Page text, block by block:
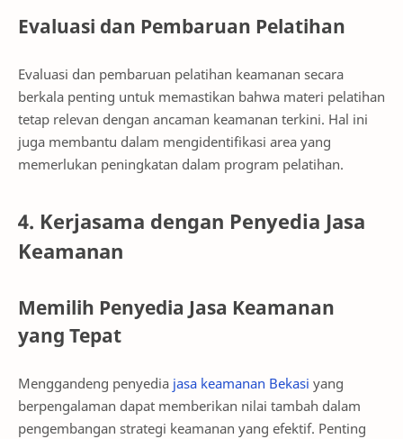
Evaluasi dan Pembaruan Pelatihan
Evaluasi dan pembaruan pelatihan keamanan secara
berkala penting untuk memastikan bahwa materi pelatihan
tetap relevan dengan ancaman keamanan terkini. Hal ini
juga membantu dalam mengidentifikasi area yang
memerlukan peningkatan dalam program pelatihan.
4. Kerjasama dengan Penyedia Jasa
Keamanan
Memilih Penyedia Jasa Keamanan
yang Tepat
Menggandeng penyedia jasa keamanan Bekasi yang
berpengalaman dapat memberikan nilai tambah dalam
pengembangan strategi keamanan yang efektif. Penting